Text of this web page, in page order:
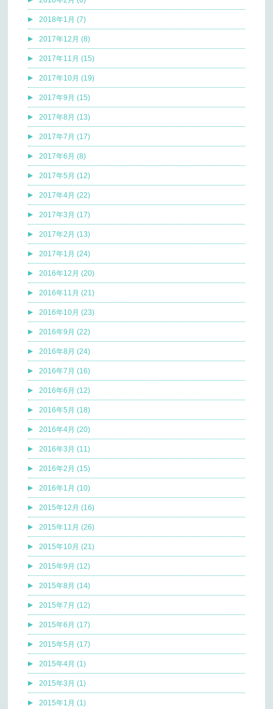
2018年1月 (7)
2017年12月 (8)
2017年11月 (15)
2017年10月 (19)
2017年9月 (15)
2017年8月 (13)
2017年7月 (17)
2017年6月 (8)
2017年5月 (12)
2017年4月 (22)
2017年3月 (17)
2017年2月 (13)
2017年1月 (24)
2016年12月 (20)
2016年11月 (21)
2016年10月 (23)
2016年9月 (22)
2016年8月 (24)
2016年7月 (16)
2016年6月 (12)
2016年5月 (18)
2016年4月 (20)
2016年3月 (11)
2016年2月 (15)
2016年1月 (10)
2015年12月 (16)
2015年11月 (26)
2015年10月 (21)
2015年9月 (12)
2015年8月 (14)
2015年7月 (12)
2015年6月 (17)
2015年5月 (17)
2015年4月 (1)
2015年3月 (1)
2015年1月 (1)